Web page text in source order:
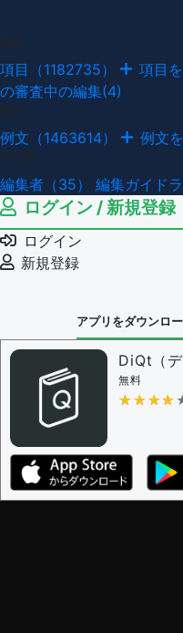
項目（1182735） 項目
の審査中の編集(4)
例文（1463614） 例文
編集者（35） 編集ガイド
ログイン / 新規登録
ログイン
新規登録
アプリをダウンロー
DiQt（デ
無料